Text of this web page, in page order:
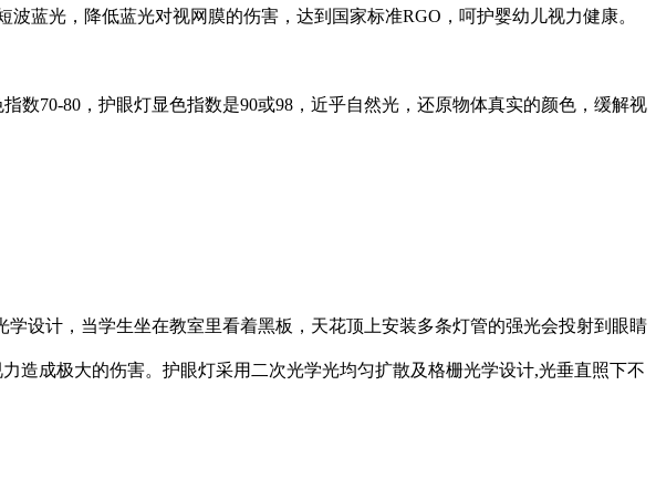
蓝光，降低蓝光对视网膜的伤害，达到国家标准RGO，呵护婴幼儿视力健康。
数70-80，护眼灯显色指数是90或98，近乎自然光，还原物体真实的颜色，缓解视
设计，当学生坐在教室里看着黑板，天花顶上安装多条灯管的强光会投射到眼睛
造成极大的伤害。护眼灯采用二次光学光均匀扩散及格栅光学设计,光垂直照下不